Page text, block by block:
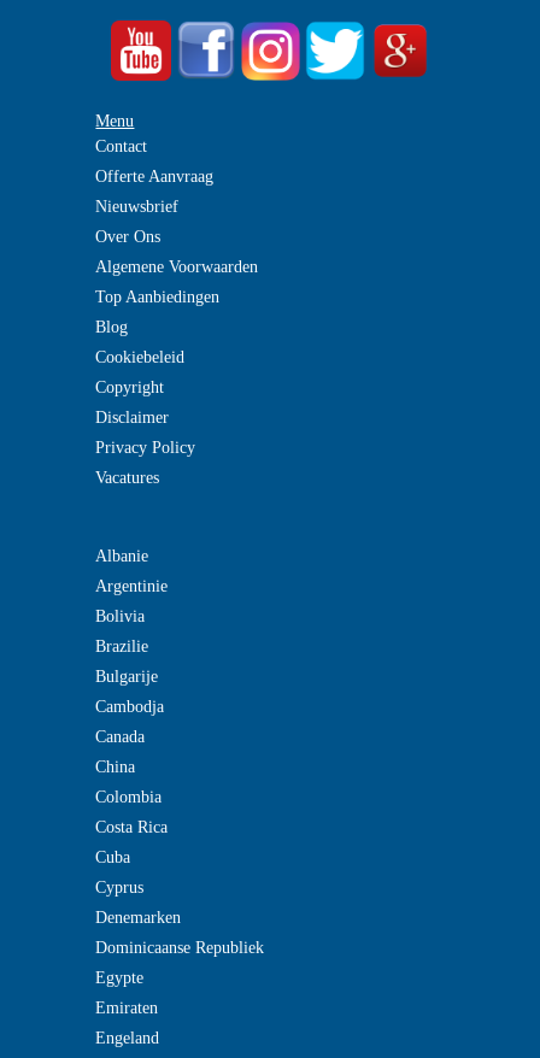
Menu
Contact
Offerte Aanvraag
Nieuwsbrief
Over Ons
Algemene Voorwaarden
Top Aanbiedingen
Blog
Cookiebeleid
Copyright
Disclaimer
Privacy Policy
Vacatures
Albanie
Argentinie
Bolivia
Brazilie
Bulgarije
Cambodja
Canada
China
Colombia
Costa Rica
Cuba
Cyprus
Denemarken
Dominicaanse Republiek
Egypte
Emiraten
Engeland